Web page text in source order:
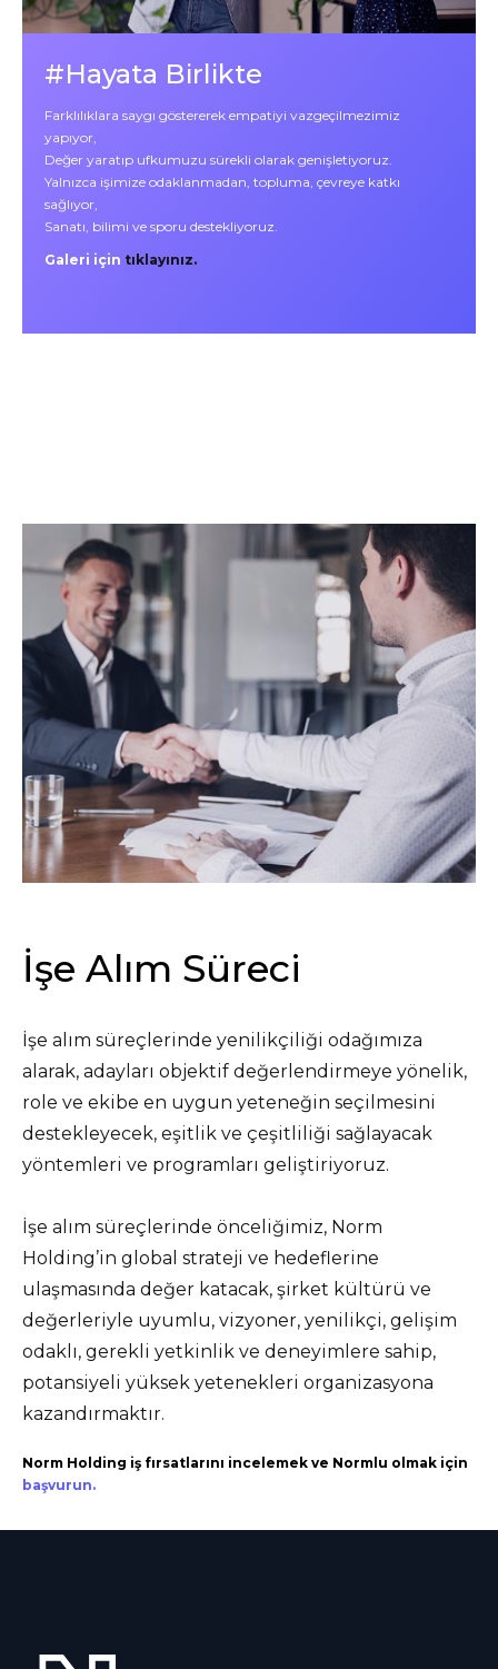
#Hayata Birlikte
Farklılıklara saygı göstererek empatiyi vazgeçilmezimiz
yapıyor,
Değer yaratıp ufkumuzu sürekli olarak genişletiyoruz.
Yalnızca işimize odaklanmadan, topluma, çevreye katkı
sağlıyor,
Sanatı, bilimi ve sporu destekliyoruz.
Galeri için tıklayınız.
İşe Alım Süreci
İşe alım süreçlerinde yenilikçiliği odağımıza
alarak, adayları objektif değerlendirmeye yönelik,
role ve ekibe en uygun yeteneğin seçilmesini
destekleyecek, eşitlik ve çeşitliliği sağlayacak
yöntemleri ve programları geliştiriyoruz.
İşe alım süreçlerinde önceliğimiz, Norm
Holding’in global strateji ve hedeflerine
ulaşmasında değer katacak, şirket kültürü ve
değerleriyle uyumlu, vizyoner, yenilikçi, gelişim
odaklı, gerekli yetkinlik ve deneyimlere sahip,
potansiyeli yüksek yetenekleri organizasyona
kazandırmaktır.
Norm Holding iş fırsatlarını incelemek ve Normlu olmak için
başvurun.